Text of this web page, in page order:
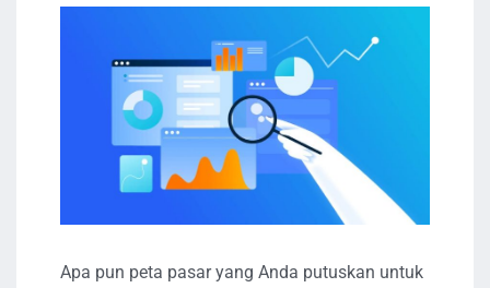
Apa pun peta pasar yang Anda putuskan untuk